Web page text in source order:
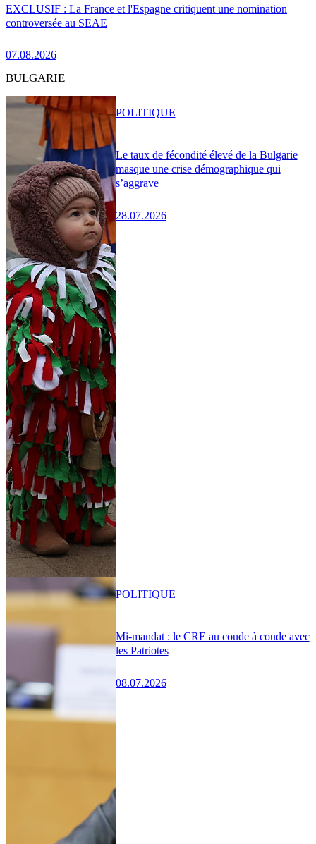
EXCLUSIF : La France et l'Espagne critiquent une nomination
controversée au SEAE
07.08.2026
BULGARIE
Le taux de fécondité élevé de la Bulgarie
masque une crise démographique qui
s’aggrave
28.07.2026
POLITIQUE
Mi-mandat : le CRE au coude à coude avec
les Patriotes
08.07.2026
POLITIQUE